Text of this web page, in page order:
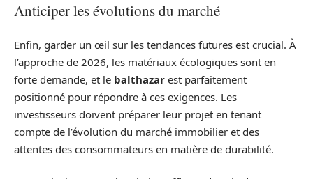
Anticiper les évolutions du marché
Enfin, garder un œil sur les tendances futures est crucial. À
l’approche de 2026, les matériaux écologiques sont en
forte demande, et le balthazar est parfaitement
positionné pour répondre à ces exigences. Les
investisseurs doivent préparer leur projet en tenant
compte de l’évolution du marché immobilier et des
attentes des consommateurs en matière de durabilité.